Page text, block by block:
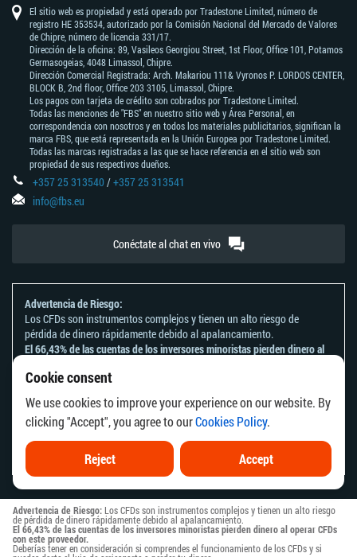
Cookie consent
We use cookies to improve your experience on our website. By
clicking "Accept", you agree to ourCookies Policy.
Reject Accept
Advertencia de Riesgo:Los CFDs son instrumentos complejos y tienen un alto riesgo
de pérdida de dinero rápidamente debido al apalancamiento.
El 66,43% de las cuentas de los inversores minoristas pierden dinero al operar CFDs
con este proveedor.
Deberías tener en consideración si comprendes el funcionamiento de los CFDs y si
7
días
la
reserva
australia
japón
intermediate
de
china
canadá
El sitio web es propiedad y está operado por Tradestone Limited, número de
registro HE 353534, autorizado por la Comisión Nacional del Mercado de Valores
de Chipre, número de licencia 331/17.
Dirección de la oficina: 89, Vasileos Georgiou Street, 1st Floor, Office 101, Potamos
Germasogeias, 4048 Limassol, Chipre.
Dirección Comercial Registrada: Arch. Makariou 111& Vyronos Р. LORDOS CENTER,
BLOCK В, 2nd floor, Office 203 3105, Limassol, Chipre.
Los pagos con tarjeta de crédito son cobrados por Tradestone Limited.
Todas las menciones de "FBS" en nuestro sitio web y Área Personal, en
correspondencia con nosotros y en todos los materiales publicitarios, significan la
marca FBS, que está representada en la Unión Europea por Tradestone Limited.
Todas las marcas registradas a las que se hace referencia en el sitio web son
propiedad de sus respectivos dueños.
+357 25 313540/+357 25 313541
info@fbs.eu
Conéctate al chat en vivo
Advertencia de Riesgo:
Los CFDs son instrumentos complejos y tienen un alto riesgo de
pérdida de dinero rápidamente debido al apalancamiento.
El 66,43% de las cuentas de los inversores minoristas pierden dinero al
Deberías tener en consideración si comprendes el funcionamiento de
los CFDs y si puedes darte el lujo de arriesgarte a perder tu dinero.
Por favor consulta nuestraDeclaración y Divulgación de Riesgos.
La información en este sitio web no está dirigida a ningún residente de
ningún país o jurisdicción donde la distribución o uso de dicha
información vaya en contra a las leyes o regulaciones locales.